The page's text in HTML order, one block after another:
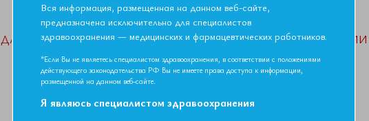
ДАННЫЙ МАТЕРИАЛ ДОСТУПЕН ТОЛЬКО ЧЛЕНАМ АССОЦИАЦИИ
Если вы являетесь членом ЕАТ, пожалуйста,авторизируйтесь
Как вступить в Ассоциацию
Вся информация, размещенная на данном веб-сайте,
предназначена исключительно для специалистов
здравоохранения — медицинских и фармацевтических работников.
*Если Вы не являетесь специалистом здравоохранения, в соответствии с положениями
действующего законодательства РФ Вы не имеете права доступа к информации,
размещенной на данном веб-сайте.
Я являюсь специалистом здравоохранения